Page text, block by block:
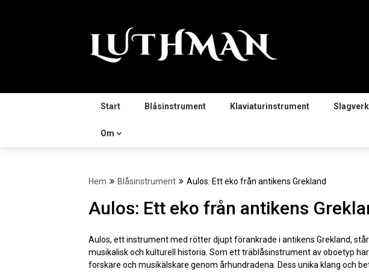
Start Blåsinstrument Klaviaturinstrument
Om
Hem Blåsinstrument Aulos: Ett eko från antikens Grekland
Aulos: Ett eko från antikens
Aulos, ett instrument med rötter djupt förankrade i antikens Grekland,
musikalisk och kulturell historia. Som ett träblåsinstrument av oboetyp
forskare och musikälskare genom århundradena. Dess unika klang och